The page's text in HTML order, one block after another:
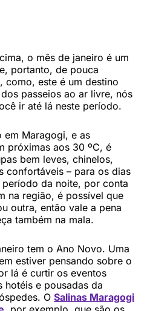
o mês de janeiro é um
portanto, de pouca
como, este é um destino
passeios ao ar livre, nós
ir até lá neste período.
em Maragogi, e as
próximas aos 30 ºC, é
bem leves, chinelos,
confortáveis – para os dias
da noite, por conta
na região, é possível que
outra, então vale a pena
também na mala.
tem o Ano Novo. Uma
estiver pensando sobre o
lá é curtir os eventos
e pousadas da
O Salinas Maragogi